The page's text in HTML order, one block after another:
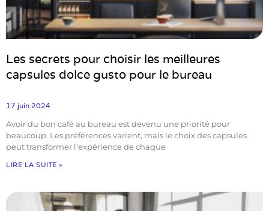
Les secrets pour choisir les meilleures
capsules dolce gusto pour le bureau
17 juin 2024
Avoir du bon café au bureau est devenu une priorité pour
beaucoup. Les préférences varient, mais le choix des capsules
peut transformer l’expérience de chaque
LIRE LA SUITE »